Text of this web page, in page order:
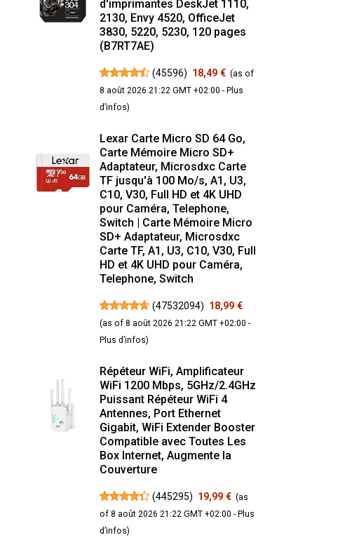
d'imprimantes DeskJet 1110,
2130, Envy 4520, OfficeJet
3830, 5220, 5230, 120 pages
(B7RT7AE)
(45596) 18,49 € (as of
8 août 2026 21:22 GMT +02:00 -Plus
d’infos)
Lexar Carte Micro SD 64 Go,
Carte Mémoire Micro SD+
Adaptateur, Microsdxc Carte
TF jusqu'à 100 Mo/s, A1, U3,
C10, V30, Full HD et 4K UHD
pour Caméra, Telephone,
Switch | Carte Mémoire Micro
SD+ Adaptateur, Microsdxc
Carte TF, A1, U3, C10, V30, Full
HD et 4K UHD pour Caméra,
Telephone, Switch
(47532094) 18,99 €
(as of 8 août 2026 21:22 GMT +02:00 -
Plus d’infos)
Répéteur WiFi, Amplificateur
WiFi 1200 Mbps, 5GHz/2.4GHz
Puissant Répéteur WiFi 4
Antennes, Port Ethernet
Gigabit, WiFi Extender Booster
Compatible avec Toutes Les
Box Internet, Augmente la
Couverture
(445295) 19,99 € (as
of 8 août 2026 21:22 GMT +02:00 -Plus
d’infos)